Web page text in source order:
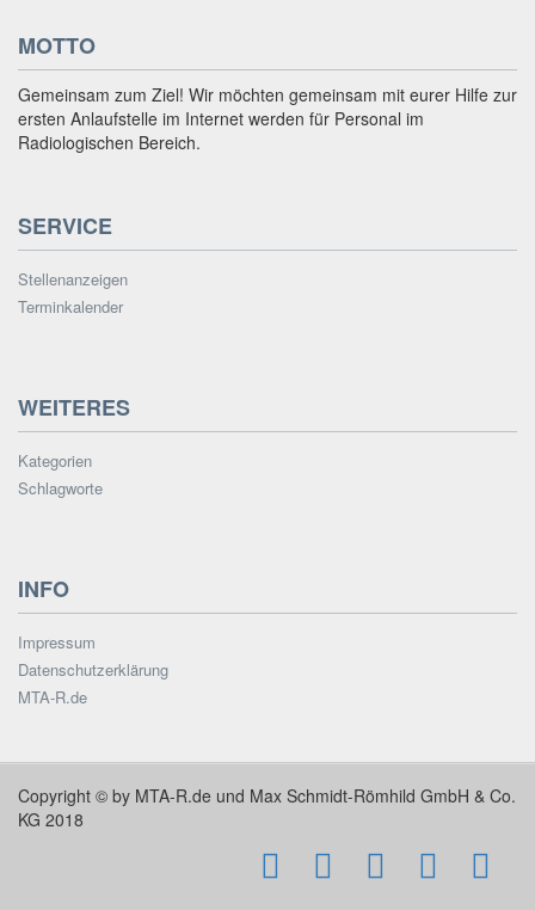
MOTTO
Gemeinsam zum Ziel! Wir möchten gemeinsam mit eurer Hilfe zur
ersten Anlaufstelle im Internet werden für Personal im
Radiologischen Bereich.
SERVICE
Stellenanzeigen
Terminkalender
WEITERES
Kategorien
Schlagworte
INFO
Impressum
Datenschutzerklärung
MTA-R.de
Copyright © by MTA-R.de und Max Schmidt-Römhild GmbH & Co.
KG 2018